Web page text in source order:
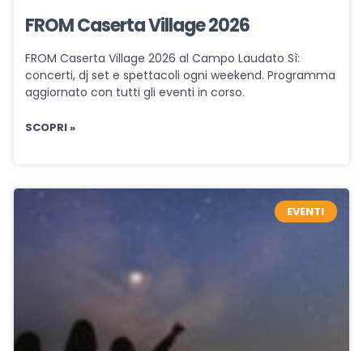
FROM Caserta Village 2026
FROM Caserta Village 2026 al Campo Laudato Sì:
concerti, dj set e spettacoli ogni weekend. Programma
aggiornato con tutti gli eventi in corso.
SCOPRI »
EVENTI